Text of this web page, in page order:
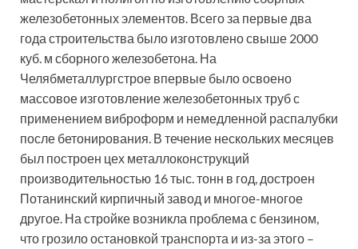
железобетонных элементов. Всего за первые два
года строительства было изготовлено свыше 2000
куб. м сборного железобетона. На
Челябметаллургстрое впервые было освоено
массовое изготовление железобетонных труб с
применением виброформ и немедленной распалубки
после бетонирования. В течение нескольких месяцев
был построен цех металлоконструкций
производительностью 16 тыс. тонн в год, достроен
Потанинский кирпичный завод и многое-многое
другое. На стройке возникла проблема с бензином,
что грозило остановкой транспорта и из-за этого –